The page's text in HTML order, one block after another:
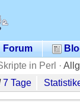
Forum
in Perl ·
7 Tage